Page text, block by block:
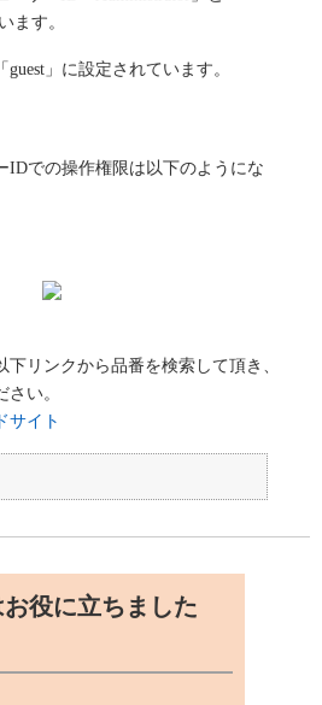
ます。
」に設定されています。
IDでの操作権限は以下のようにな
下リンクから品番を検索して頂き、
い。
サイト
役に立ちました